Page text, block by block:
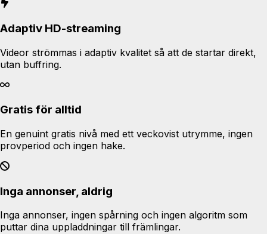
Adaptiv HD-streaming
Videor strömmas i adaptiv kvalitet så att de startar direkt,
utan buffring.
Gratis för alltid
En genuint gratis nivå med ett veckovist utrymme, ingen
provperiod och ingen hake.
Inga annonser, aldrig
Inga annonser, ingen spårning och ingen algoritm som
puttar dina uppladdningar till främlingar.